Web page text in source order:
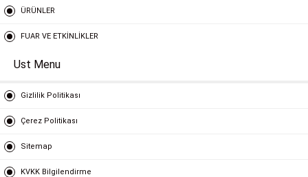
ÜRÜNLER
FUAR VE ETKİNLİKLER
Ust Menu
Gizlilik Politikası
Çerez Politikası
Sitemap
KVKK Bilgilendirme